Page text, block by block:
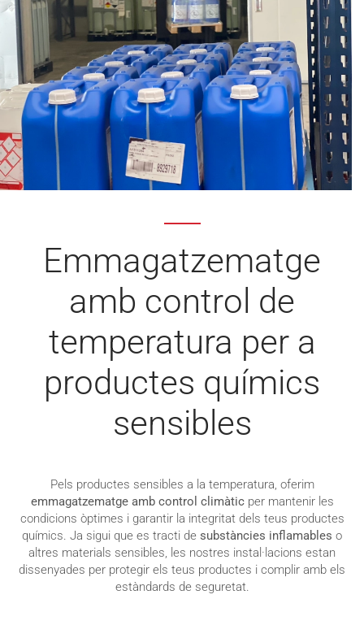
Emmagatzematge
amb control de
temperatura per a
productes químics
sensibles
Pels productes sensibles a la temperatura, oferim
emmagatzematge amb control climàticper mantenir les
condicions òptimes i garantir la integritat dels teus productes
químics. Ja sigui que es tracti de substàncies inflamables o
altres materials sensibles, les nostres instal·lacions estan
dissenyades per protegir els teus productes i complir amb els
estàndards de seguretat.